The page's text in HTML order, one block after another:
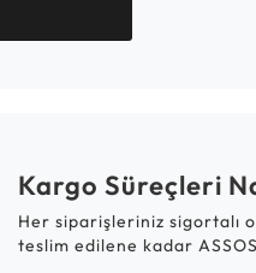
Kargo Süreçleri
Her siparişleriniz sigortalı
teslim edilene kadar